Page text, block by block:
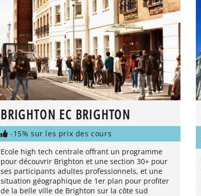
BRIGHTON EC BRIGHTON
-15% sur les prix des cours
Ecole high tech centrale offrant un programme
pour découvrir Brighton et une section 30+ pour
ses participants adultes professionnels, et une
situation géographique de 1er plan pour profiter
de la belle ville de Brighton sur la côte sud